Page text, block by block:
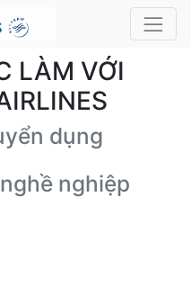
LÀM VỚI
dụng
nghiệp